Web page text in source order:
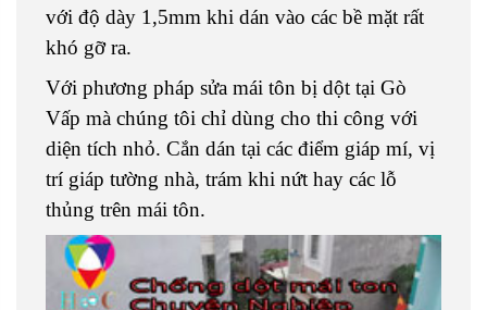
với độ dày 1,5mm khi dán vào các bề mặt rất
khó gỡ ra.
Với phương pháp sửa mái tôn bị dột tại Gò
Vấp mà chúng tôi chỉ dùng cho thi công với
diện tích nhỏ. Cắn dán tại các điểm giáp mí, vị
trí giáp tường nhà, trám khi nứt hay các lỗ
thủng trên mái tôn.